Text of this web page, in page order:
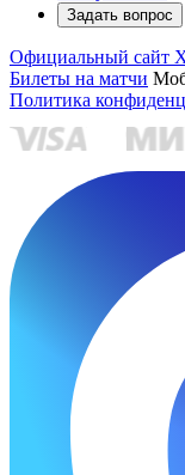
Задать вопрос
Официальный сайт
Билеты на матчи
Политика